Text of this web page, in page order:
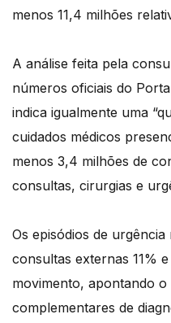
menos 11,4 milhões
A análise feita pela
números oficiais do
indica igualmente uma
cuidados médicos
menos 3,4 milhões de
consultas, cirurgias e
Os episódios de
consultas externas 11%
movimento, apontando
complementares de